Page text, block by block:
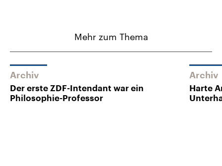
Mehr zum Thema
Archiv
Der erste ZDF-Intendant war ein
Philosophie-Professor
Archiv
Harte